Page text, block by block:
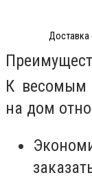
Доставка
К весомым
на дом